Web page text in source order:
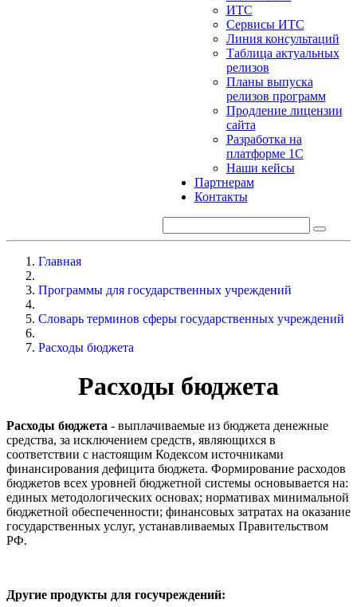
ИТС
Сервисы ИТС
Линия консультаций
Таблица актуальных
релизов
Планы выпуска
релизов программ
Продление лицензии
сайта
Разработка на
платформе 1С
Наши кейсы
Партнерам
Контакты
Главная
Программы для государственных учреждений
Словарь терминов сферы государственных учреждений
Расходы бюджета
Расходы бюджета
Расходы бюджета - выплачиваемые из бюджета денежные
средства, за исключением средств, являющихся в
соответствии с настоящим Кодексом источниками
финансирования дефицита бюджета. Формирование расходов
бюджетов всех уровней бюджетной системы основывается на:
единых методологических основах; нормативах минимальной
бюджетной обеспеченности; финансовых затратах на оказание
государственных услуг, устанавливаемых Правительством
РФ.
Другие продукты для госучреждений: